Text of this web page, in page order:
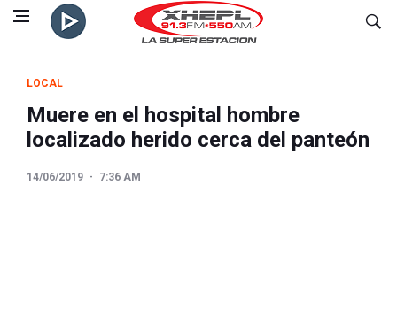
LOCAL
Muere en el hospital hombre
localizado herido cerca del panteón
14/06/2019 7:36 AM